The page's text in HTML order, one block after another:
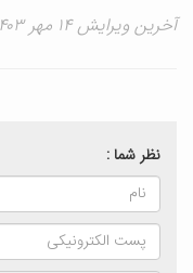
آخرین ویرایش ۱۴ مهر ۱۴۰۳
نظر شما :